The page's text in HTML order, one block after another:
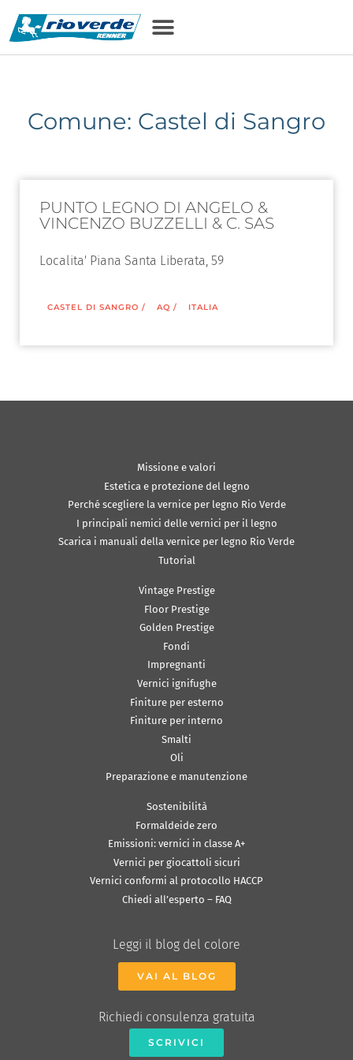
Comune: Castel di Sangro
PUNTO LEGNO DI ANGELO &
VINCENZO BUZZELLI & C. SAS
Localita' Piana Santa Liberata, 59
CASTEL DI SANGRO / AQ / ITALIA
Missione e valori
Estetica e protezione del legno
Perché scegliere la vernice per legno Rio Verde
I principali nemici delle vernici per il legno
Scarica i manuali della vernice per legno Rio Verde
Tutorial
Vintage Prestige
Floor Prestige
Golden Prestige
Fondi
Impregnanti
Vernici ignifughe
Finiture per esterno
Finiture per interno
Smalti
Oli
Preparazione e manutenzione
Sostenibilità
Formaldeide zero
Emissioni: vernici in classe A+
Vernici per giocattoli sicuri
Vernici conformi al protocollo HACCP
Chiedi all’esperto – FAQ
Leggi il blog del colore
VAI AL BLOG
Richiedi consulenza gratuita
SCRIVICI